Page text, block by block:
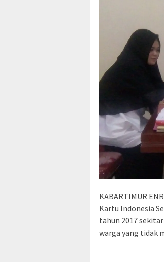
KABARTIMUR
Kartu Indonesia
tahun 2017
warga yang tidak